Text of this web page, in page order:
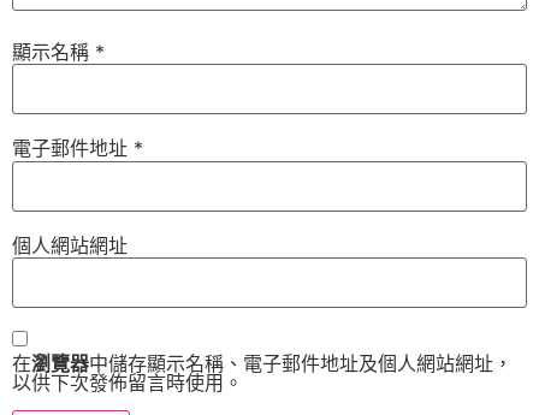
顯示名稱 *
電子郵件地址 *
個人網站網址
在瀏覽器中儲存顯示名稱、電子郵件地址及個人網站網址，
以供下次發佈留言時使用。